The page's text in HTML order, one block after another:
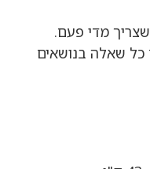
מדי פעם.
שאלה בנושאים